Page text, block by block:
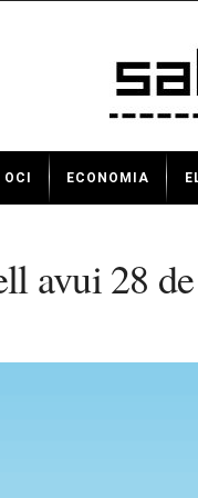
OCI ECONOMIA
avui 28